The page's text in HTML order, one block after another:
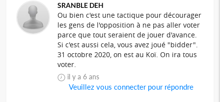
SRANBLE DEH
Ou bien c'est une tactique pour décourager
les gens de l'opposition à ne pas aller voter
parce que tout seraient de jouer d'avance.
Si c'est aussi cela, vous avez joué "bidder".
31 octobre 2020, on est au Koï. On ira tous
voter.
il y a 6 ans
Veuillez vous connecter pour répondre